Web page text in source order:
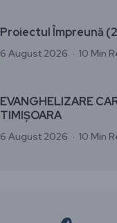
Proiectul Împreună
6 August 2026 10 Min
EVANGHELIZARE
TIMIȘOARA
6 August 2026 10 Min